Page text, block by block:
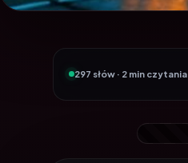
297 słów · 2 min czytania